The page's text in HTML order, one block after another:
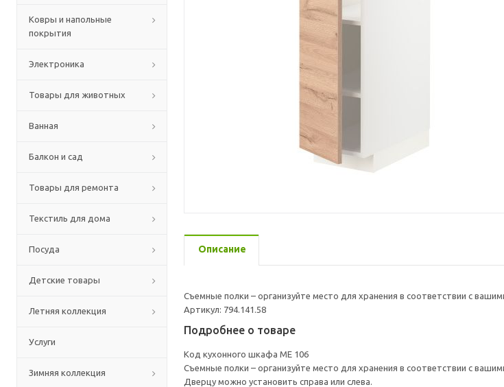
Ковры и напольные
покрытия
Электроника
Товары для животных
Ванная
Балкон и сад
Товары для ремонта
Текстиль для дома
Посуда
Детские товары
Летняя коллекция
Услуги
Зимняя коллекция
Описание
Съемные полки – организуйте место для хранения в соответствии с
Артикул: 794.141.58
Подробнее о товаре
Код кухонного шкафа ME 106
Съемные полки – организуйте место для хранения в соответствии с
Дверцу можно установить справа или слева.